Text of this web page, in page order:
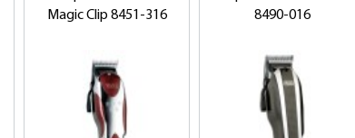
Magic Clip 8451-316
8490-016